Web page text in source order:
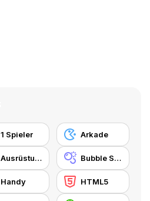
1 Spieler Arkade
Ausrüstungs-Upgrade kaufen Bubble Shooter
Handy HTML5